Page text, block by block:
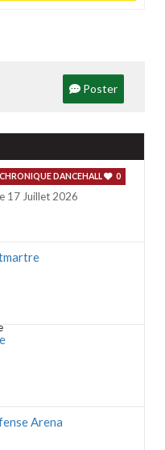
Poster
CHRONIQUE DANCEHALL 0
17 Juillet 2026